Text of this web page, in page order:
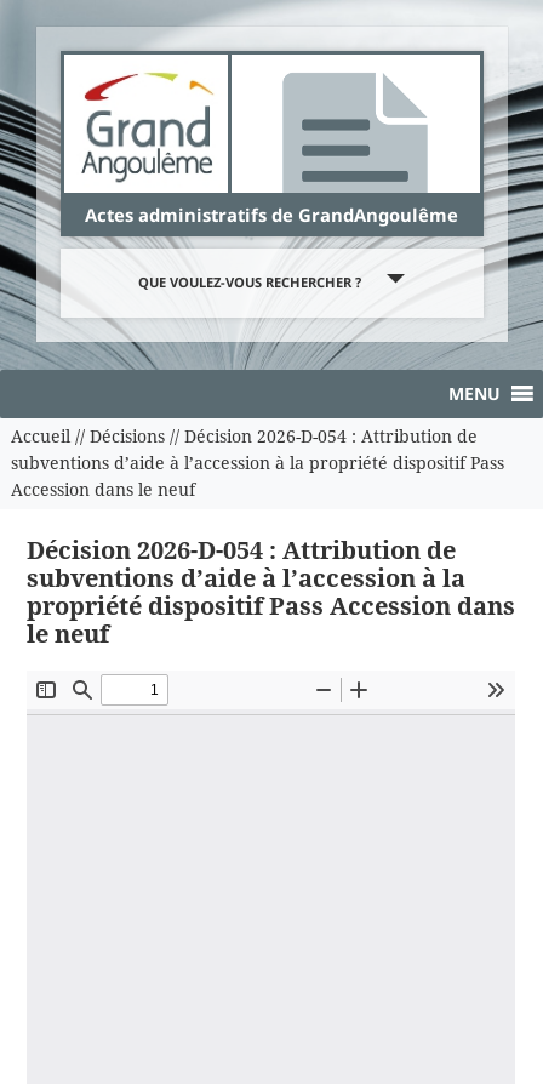
Actes administratifs de GrandAngoulême
QUE VOULEZ-VOUS RECHERCHER ?
MENU
Accueil// Décisions// Décision 2026-D-054 : Attribution de
subventions d’aide à l’accession à la propriété dispositif Pass
Accession dans le neuf
Décision 2026-D-054 : Attribution de
subventions d’aide à l’accession à la
propriété dispositif Pass Accession dans
le neuf
Panneau de gestion des cookies